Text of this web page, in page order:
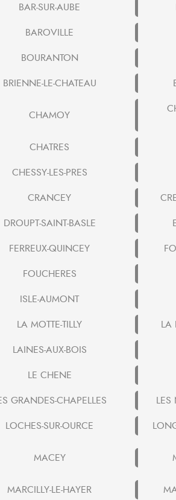
BAR-SUR-AUBE
BAROVILLE
BOURANTON
BRIENNE-LE-CHATEAU
CHAMOY
CHATRES
CHESSY-LES-PRES
CRANCEY
DROUPT-SAINT-BASLE
FERREUX-QUINCEY
FOUCHERES
ISLE-AUMONT
LA MOTTE-TILLY LA
LAINES-AUX-BOIS
LE CHENE
GRANDES-CHAPELLES LES
LOCHES-SUR-OURCE
MACEY
MARCILLY-LE-HAYER